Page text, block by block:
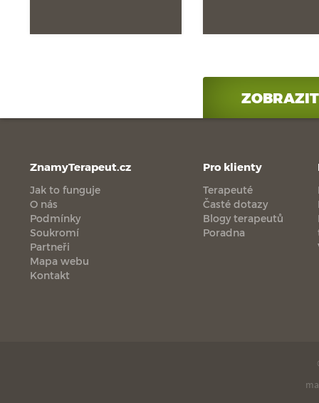
ZnamyTerapeut.cz
Jak to funguje
O nás
Podmínky
Soukromí
Partneři
Mapa webu
Kontakt
Pro klienty
Terapeuté
Časté dotazy
Blogy terapeutů
Poradna